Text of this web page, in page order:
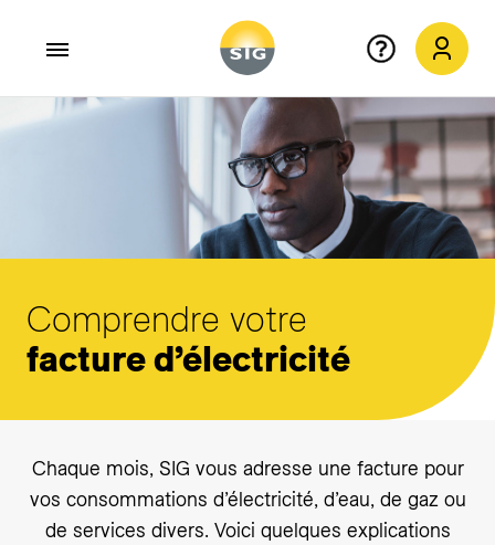
Aller au contenu principal
Comprendre votre
facture d’électricité
Chaque mois, SIG vous adresse une facture pour
vos consommations d’électricité, d’eau, de gaz ou
de services divers. Voici quelques explications